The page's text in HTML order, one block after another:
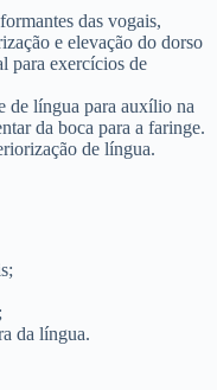
das vogais,
e elevação do dorso
para exercícios de
de língua para auxílio na
da boca para a faringe.
de língua.
da língua.